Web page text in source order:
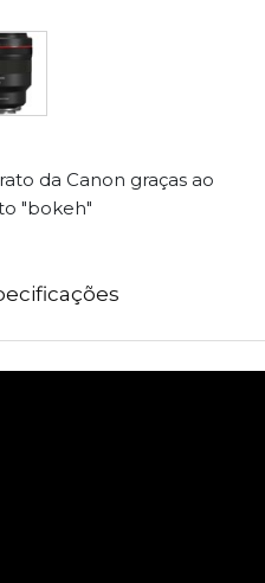
da Canon graças ao
"bokeh"